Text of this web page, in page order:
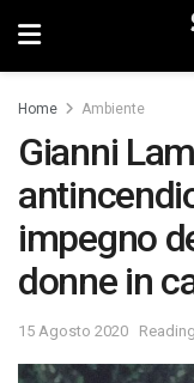
Home Ambiente
Gianni
impegno
donne in
15 Agosto 2020